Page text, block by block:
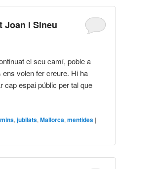
Joan i Sineu
el seu camí, poble a
volen fer creure. Hi ha
cap espai públic per tal que
,jubilats,Mallorca,mentides |